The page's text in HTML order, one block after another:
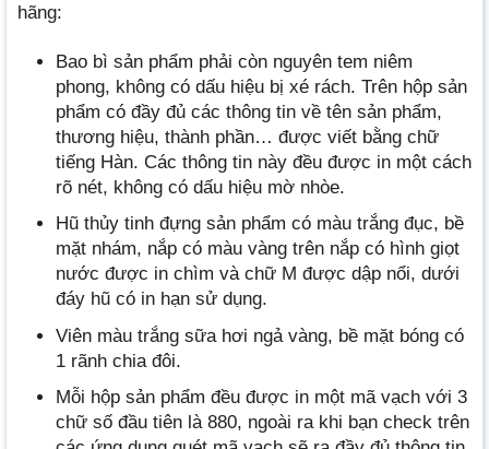
hãng:
Bao bì sản phẩm phải còn nguyên tem niêm
phong, không có dấu hiệu bị xé rách. Trên hộp sản
phẩm có đầy đủ các thông tin về tên sản phẩm,
thương hiệu, thành phần… được viết bằng chữ
tiếng Hàn. Các thông tin này đều được in một cách
rõ nét, không có dấu hiệu mờ nhòe.
Hũ thủy tinh đựng sản phẩm có màu trắng đục, bề
mặt nhám, nắp có màu vàng trên nắp có hình giọt
nước được in chìm và chữ M được dập nổi, dưới
đáy hũ có in hạn sử dụng.
Viên màu trắng sữa hơi ngả vàng, bề mặt bóng có
1 rãnh chia đôi.
Mỗi hộp sản phẩm đều được in một mã vạch với 3
chữ số đầu tiên là 880, ngoài ra khi bạn check trên